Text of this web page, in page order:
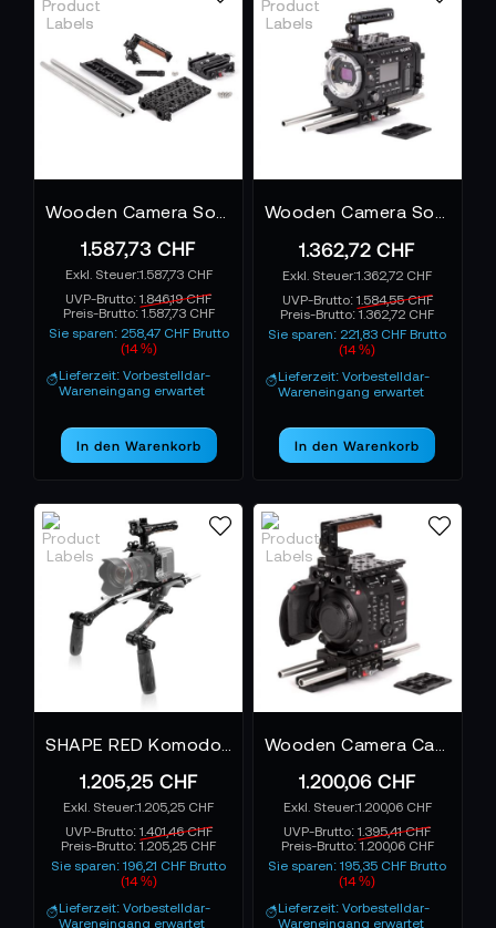
schnellen Bewegungen kontrollierbar.
Für Kameraleute, die ein sauberes Rig
aufbauen möchten
Eine gute Base Plate ist der Ausgangspunkt für
Stabilität, Präzision und Flexibilität zu einem klar
strukturierten Aufbau. So wird die Kamera zu einem
verlässlich arbeitet – von der ersten Einstellung bis
1.587,73 CHF
1.587,73 CHF
UVP-Brutto:1.846,19 CHF
Preis-Brutto: 1.587,73 CHF
Sie sparen: 258,47 CHF Brutto
(14 %)
Lieferzeit: Vorbestelldar-
Wareneingang erwartet
In den Warenkorb
1.362,72 CHF
1.362,72 CHF
UVP-Brutto: 1.584,55 CHF
Preis-Brutto:1.362,72 CHF
Sie sparen: 221,83 CHF Brutto
(14 %)
Lieferzeit: Vorbestelldar-
Wareneingang erwartet
In den Warenkorb
1.205,25 CHF
1.205,25 CHF
UVP-Brutto: 1.401,46 CHF
Preis-Brutto:1.205,25 CHF
Sie sparen: 196,21 CHF Brutto
(14 %)
Lieferzeit: Vorbestelldar-
Wareneingang erwartet
1.200,06 CHF
1.200,06 CHF
UVP-Brutto:1.395,41 CHF
Preis-Brutto: 1.200,06 CHF
Sie sparen: 195,35 CHF Brutto
(14 %)
Lieferzeit: Vorbestelldar-
Wareneingang erwartet